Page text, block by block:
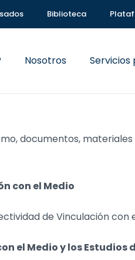
Biblioteca
Nosotros Servicios
documentos,
con el Medio
de Vinculación con
el Medio y los Estudios